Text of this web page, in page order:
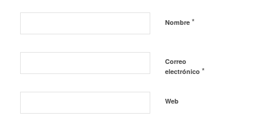
Nombre *
Correo
electrónico *
Web